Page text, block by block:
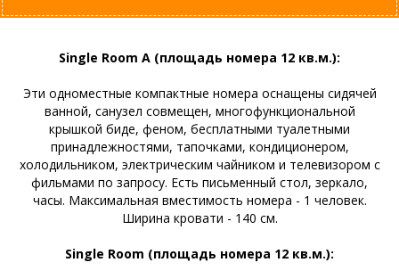
Single Room A (площадь номера 12 кв.м.):
Эти одноместные компактные номера оснащены сидячей
ванной, санузел совмещен, многофункциональной
крышкой биде, феном, бесплатными туалетными
принадлежностями, тапочками, кондиционером,
холодильником, электрическим чайником и телевизором с
фильмами по запросу. Есть письменный стол, зеркало,
часы. Максимальная вместимость номера - 1 человек.
Ширина кровати - 140 см.
Single Room (площадь номера 12 кв.м.):